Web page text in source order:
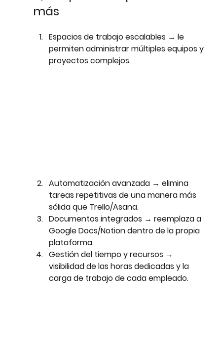
más
Espacios de trabajo escalables → le
permiten administrar múltiples equipos y
proyectos complejos.
Automatización avanzada → elimina
tareas repetitivas de una manera más
sólida que Trello/Asana.
Documentos integrados → reemplaza a
Google Docs/Notion dentro de la propia
plataforma.
Gestión del tiempo y recursos →
visibilidad de las horas dedicadas y la
carga de trabajo de cada empleado.